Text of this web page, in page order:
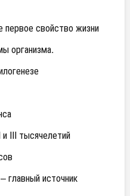
первое свойство жизни
организма.
III тысячелетий
главный источник